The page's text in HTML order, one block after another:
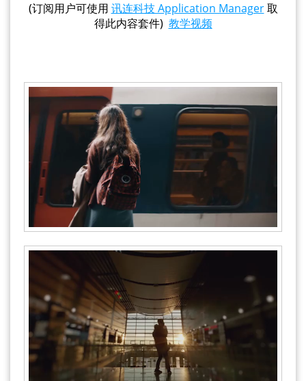
(订阅用户可使用 讯连科技 Application Manager取
得此内容套件) 教学视频